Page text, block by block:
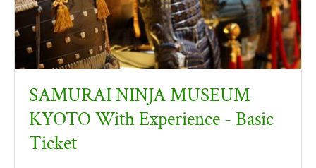
SAMURAI NINJA MUSEUM
KYOTO With Experience - Basic
Ticket